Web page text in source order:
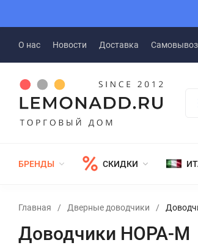
О нас Новости Доставка Самовывоз
БРЕНДЫ СКИДКИ
Главная / Дверные доводчики /
Доводчики НОРА-М